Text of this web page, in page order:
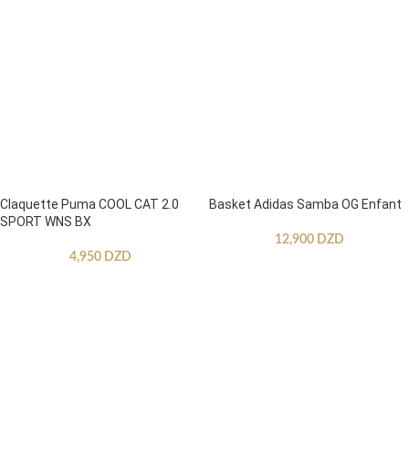
Claquette Puma COOL CAT 2.0
SPORT WNS BX
4,950 DZD
Basket Adidas Samba OG Enfant
12,900 DZD